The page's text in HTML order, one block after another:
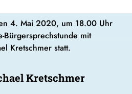
4. Mai 2020, um 18.00 Uhr
mit
Kretschmer statt.
Kretschmer